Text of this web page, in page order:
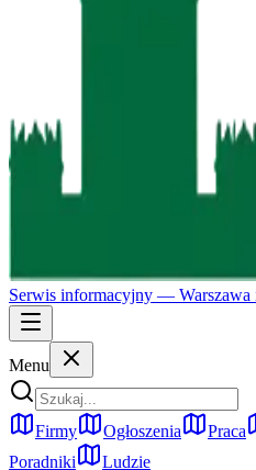
Serwis informacyjny — Warszawa
Menu
Firmy Ogłoszenia Praca
Poradniki
Ludzie